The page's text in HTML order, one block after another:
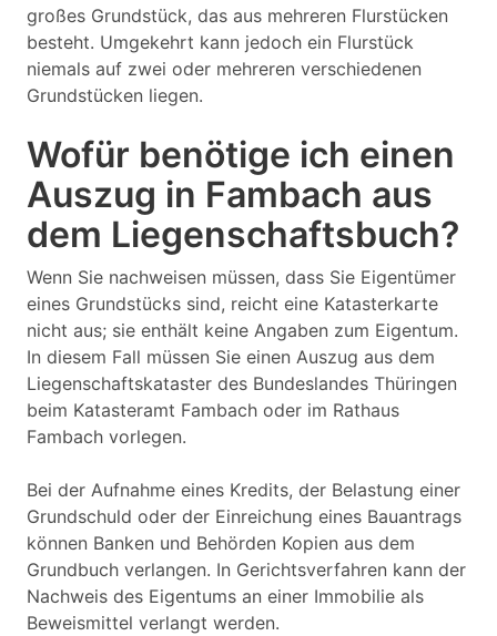
großes Grundstück, das aus mehreren Flurstücken
besteht. Umgekehrt kann jedoch ein Flurstück
niemals auf zwei oder mehreren verschiedenen
Grundstücken liegen.
Wofür benötige ich einen
Auszug in Fambach aus
dem Liegenschaftsbuch?
Wenn Sie nachweisen müssen, dass Sie Eigentümer
eines Grundstücks sind, reicht eine Katasterkarte
nicht aus; sie enthält keine Angaben zum Eigentum.
In diesem Fall müssen Sie einen Auszug aus dem
Liegenschaftskataster des Bundeslandes Thüringen
beim Katasteramt Fambach oder im Rathaus
Fambach vorlegen.
Bei der Aufnahme eines Kredits, der Belastung einer
Grundschuld oder der Einreichung eines Bauantrags
können Banken und Behörden Kopien aus dem
Grundbuch verlangen. In Gerichtsverfahren kann der
Nachweis des Eigentums an einer Immobilie als
Beweismittel verlangt werden.